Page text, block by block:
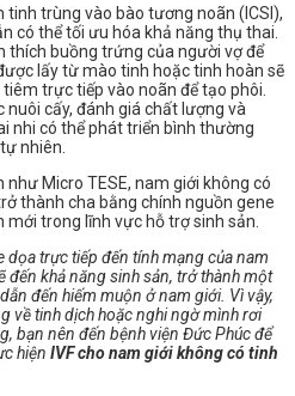
tinh trùng vào bào tương noãn (ICSI),
có thể tối ưu hóa khả năng thụ thai.
thích buồng trứng của người vợ để
lấy từ mào tinh hoặc tinh hoàn sẽ
trực tiếp vào noãn để tạo phôi.
nuôi cấy, đánh giá chất lượng và
nhi có thể phát triển bình thường
nhiên.
như Micro TESE, nam giới không có
thành cha bằng chính nguồn gene
trong lĩnh vực hỗ trợ sinh sản.
trực tiếp đến tính mạng của nam
đến khả năng sinh sản, trở thành một
đến hiếm muộn ở nam giới. Vì vậy,
về tinh dịch hoặc nghi ngờ mình rơi
bạn nên đến bệnh viện Đức Phúc để
hiện IVF cho nam giới không có tinh